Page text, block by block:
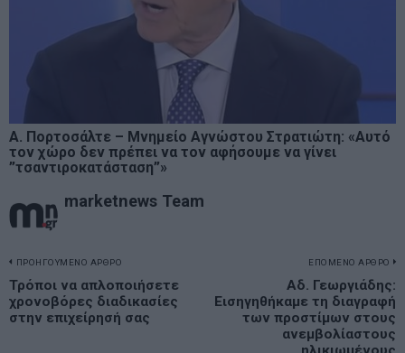
Α. Πορτοσάλτε – Μνημείο Αγνώστου Στρατιώτη: «Αυτό
τον χώρο δεν πρέπει να τον αφήσουμε να γίνει
”τσαντιροκατάσταση”»
marketnews Team
Πλοήγηση
άρθρων
ΠΡΟΗΓΟΥΜΕΝΟ ΑΡΘΡΟ
Previous
post:
Τρόποι να απλοποιήσετε
χρονοβόρες διαδικασίες
στην επιχείρησή σας
ΕΠΟΜΕΝΟ ΑΡΘΡΟ
Αδ. Γεωργιάδης:
Εισηγηθήκαμε τη διαγραφή
των προστίμων στους
ανεμβολίαστους